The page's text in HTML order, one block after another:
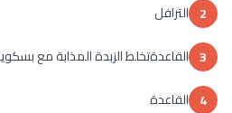
2 الترافل
3 القاعدةتخلط الزبدة المذابة مع
4 القاعدة